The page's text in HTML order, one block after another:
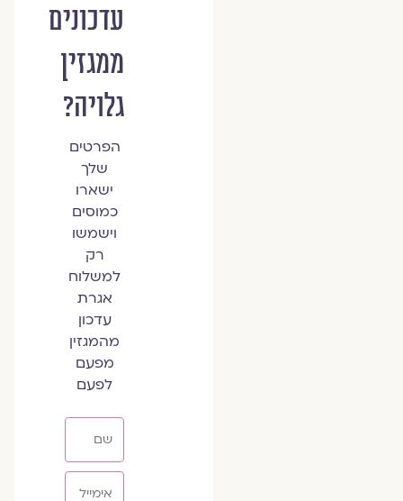
עדכונים
ממגזין
גלויה?
הפרטים
שלך
ישארו
כמוסים
וישמשו
רק
למשלוח
אגרת
עדכון
מהמגזין
מפעם
לפעם